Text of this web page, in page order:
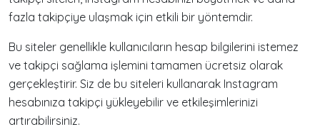
fazla takipçiye ulaşmak için etkili bir yöntemdir.
Bu siteler genellikle kullanıcıların hesap bilgilerini istemez
ve takipçi sağlama işlemini tamamen ücretsiz olarak
gerçekleştirir. Siz de bu siteleri kullanarak Instagram
hesabınıza takipçi yükleyebilir ve etkileşimlerinizi
artırabilirsiniz.